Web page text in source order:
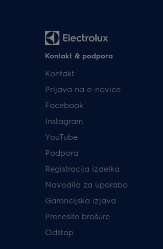
Kontakt & podpora
Kontakt
Prijava na e-novice
Facebook
Instagram
YouTube
Podpora
Registracija izdelka
Navodila za uporabo
Garancijska izjava
Prenesite brošure
Odstop